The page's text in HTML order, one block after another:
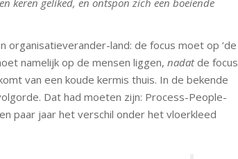
keren geliked, en ontspon zich een boeiende
organisatieverander-land: de focus moet op ‘de
namelijk op de mensen liggen, nadatde focus
van een koude kermis thuis. In de bekende
Dat had moeten zijn: Process-People-
paar jaar het verschil onder het vloerkleed